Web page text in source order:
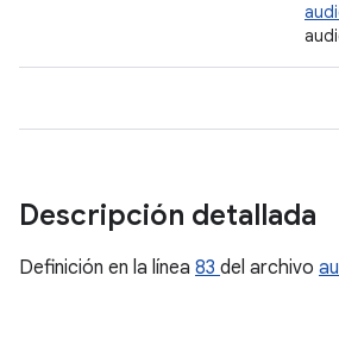
Descripción detallada
Definición en la línea 83 del archivo